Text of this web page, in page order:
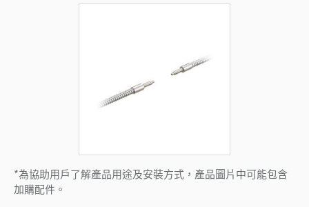
*為協助用戶了解產品用途及安裝方式，產品圖片中可能包含
加購配件。